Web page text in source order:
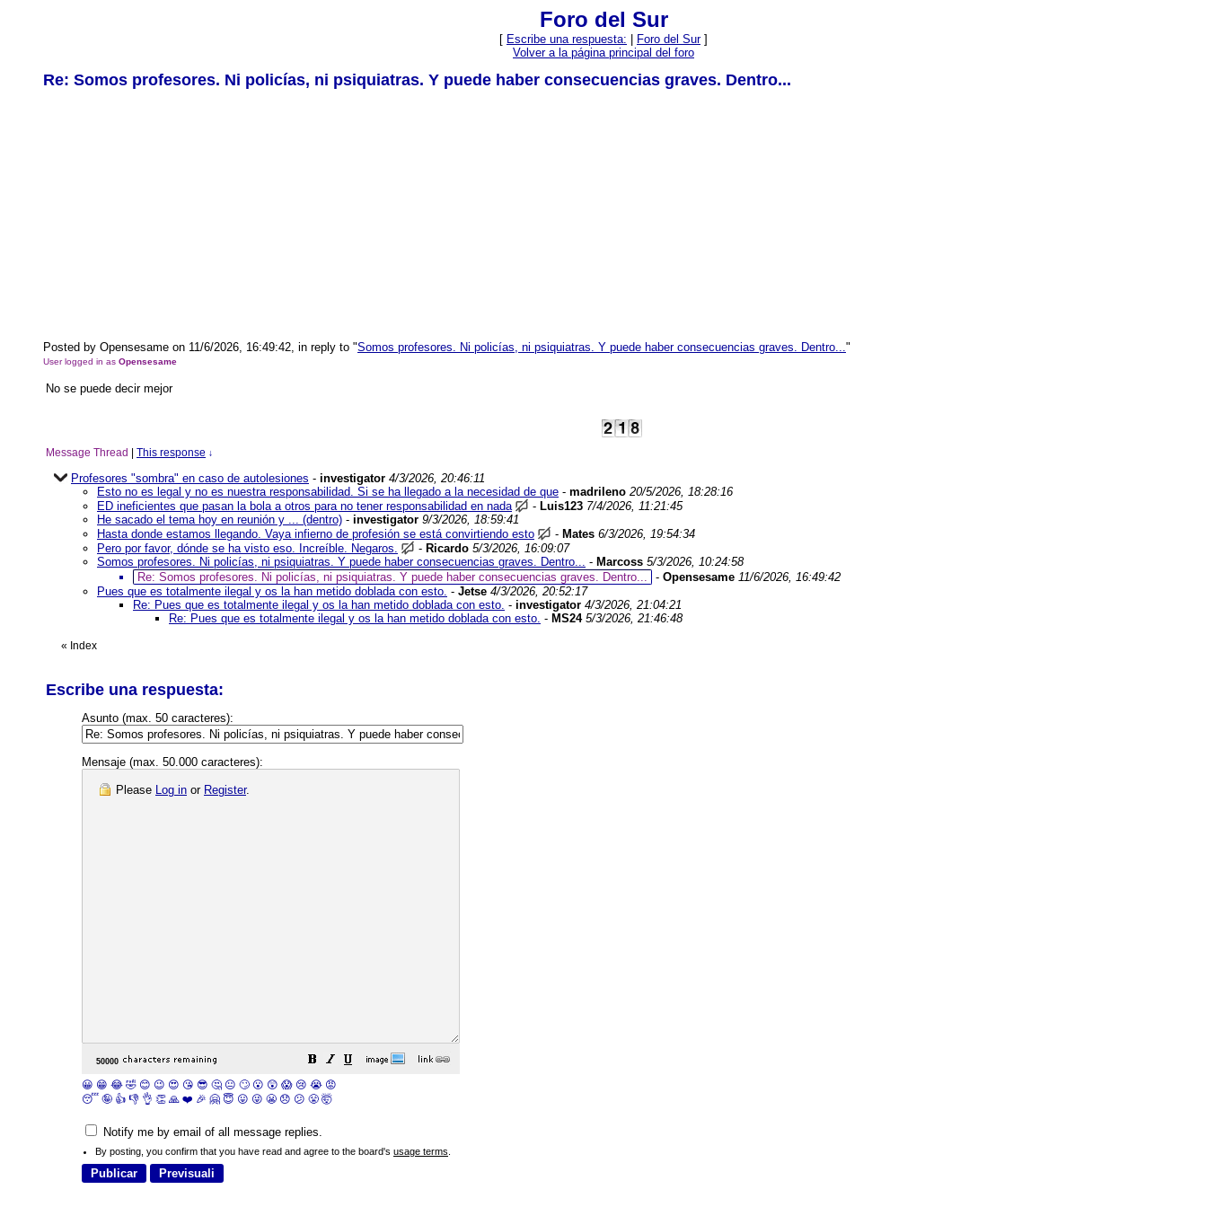
Foro del Sur
[ Escribe una respuesta: Foro del Sur]
Volver a la página principal del foro
Re: Somos profesores. Ni policías, ni psiquiatras. Y puede haber consecuencias graves. Dentro...
Posted by Opensesame on 11/6/2026, 16:49:42, in reply to "Somos profesores. Ni policías, ni psiquiatras. Y puede haber consecuencias graves. Dentro..."
User logged in as Opensesame
No se puede decir mejor
Message Thread This response ↓
Profesores "sombra" en caso de autolesiones - investigator 4/3/2026, 20:46:11
Esto no es legal y no es nuestra responsabilidad. Si se ha llegado a la necesidad de que - madrileno 20/5/2026, 18:28:16
ED ineficientes que pasan la bola a otros para no tener responsabilidad en nada
- Luis123 7/4/2026, 11:21:45
He sacado el tema hoy en reunión y ... (dentro) - investigator 9/3/2026, 18:59:41
Hasta donde estamos llegando. Vaya infierno de profesión se está convirtiendo esto
- Mates 6/3/2026, 19:54:34
Pero por favor, dónde se ha visto eso. Increíble. Negaros.
- Ricardo 5/3/2026, 16:09:07
Somos profesores. Ni policías, ni psiquiatras. Y puede haber consecuencias graves. Dentro... - Marcoss 5/3/2026, 10:24:58
Re: Somos profesores. Ni policías, ni psiquiatras. Y puede haber consecuencias graves. Dentro...
- Opensesame 11/6/2026, 16:49:42
Pues que es totalmente ilegal y os la han metido doblada con esto. - Jetse 4/3/2026, 20:52:17
Re: Pues que es totalmente ilegal y os la han metido doblada con esto. - investigator 4/3/2026, 21:04:21
Re: Pues que es totalmente ilegal y os la han metido doblada con esto. - MS24 5/3/2026, 21:46:48
« Index
Escribe una respuesta:
Asunto (max. 50 caracteres):
Mensaje (max. 50.000 caracteres):
Please Log in or Register.
😀 😁 😂 🤣 😊 😉 😍 😘 😎 🤔 😐 🙄 😮 😲 😱 😢 😭 😡
😴 🤪 👍 👎 👌 👏 🙏 ❤️ 🎉 🤗 😇 😛 😜 😬 😞 😕 😤 🤯
Notify me by email of all message replies.
By posting, you confirm that you have read and agree to the board's usage terms